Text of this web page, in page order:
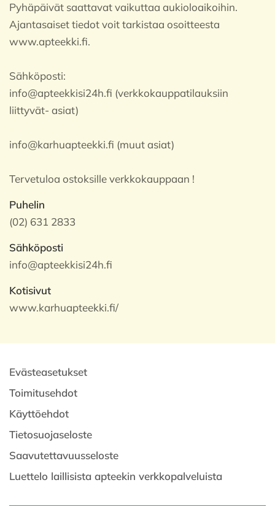
Pyhäpäivät saattavat vaikuttaa aukioloaikoihin.
Ajantasaiset tiedot voit tarkistaa osoitteesta
www.apteekki.fi.
Sähköposti:
info@apteekkisi24h.fi (verkkokauppatilauksiin
liittyvät- asiat)
info@karhuapteekki.fi (muut asiat)
Tervetuloa ostoksille verkkokauppaan !
Puhelin
(02) 631 2833
Sähköposti
info@apteekkisi24h.fi
Kotisivut
www.karhuapteekki.fi/
Evästeasetukset
Toimitusehdot
Käyttöehdot
Tietosuojaseloste
Saavutettavuusseloste
Luettelo laillisista apteekin verkkopalveluista